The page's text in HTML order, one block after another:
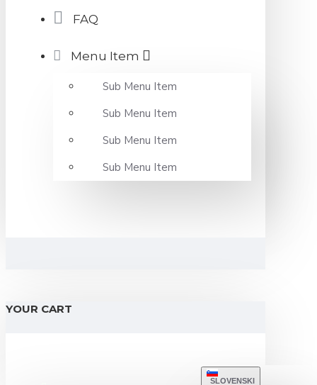
FAQ
Menu Item
Sub Menu Item
Sub Menu Item
Sub Menu Item
Sub Menu Item
YOUR CART
SLOVENSKI